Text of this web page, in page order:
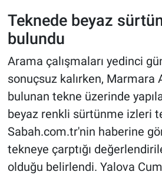
Teknede beyaz
bulundu
Arama çalışmaları yedinci
sonuçsuz kalırken, Marmara
bulunan tekne üzerinde
beyaz renkli sürtünme izleri
Sabah.com.tr'nin haberine
tekneye çarptığı
olduğu belirlendi. Yalova